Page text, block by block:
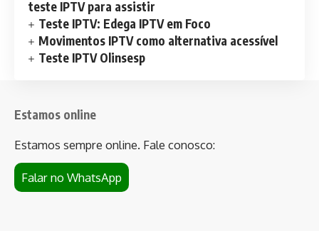
teste IPTV para assistir
Teste IPTV: Edega IPTV em Foco
Movimentos IPTV como alternativa acessível
Teste IPTV Olinsesp
Estamos online
Estamos sempre online. Fale conosco:
Falar no WhatsApp